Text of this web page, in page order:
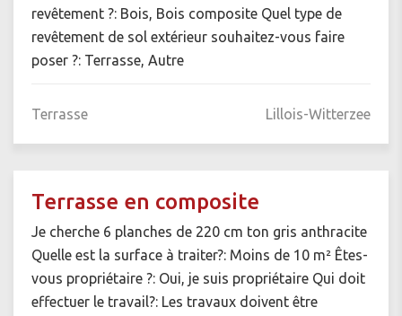
revêtement ?: Bois, Bois composite Quel type de
revêtement de sol extérieur souhaitez-vous faire
poser ?: Terrasse, Autre
Terrasse Lillois-Witterzee
Terrasse en composite
Je cherche 6 planches de 220 cm ton gris anthracite
Quelle est la surface à traiter?: Moins de 10 m² Êtes-
vous propriétaire ?: Oui, je suis propriétaire Qui doit
effectuer le travail?: Les travaux doivent être